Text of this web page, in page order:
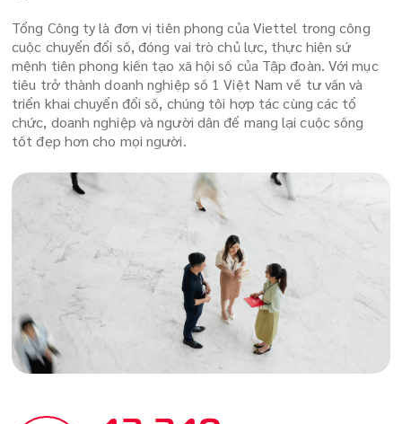
Tổng Công ty là đơn vị tiên phong của Viettel trong công
cuộc chuyển đổi số, đóng vai trò chủ lực, thực hiện sứ
mệnh tiên phong kiến tạo xã hội số của Tập đoàn. Với mục
tiêu trở thành doanh nghiệp số 1 Việt Nam về tư vấn và
triển khai chuyển đổi số, chúng tôi hợp tác cùng các tổ
chức, doanh nghiệp và người dân để mang lại cuộc sống
tốt đẹp hơn cho mọi người.